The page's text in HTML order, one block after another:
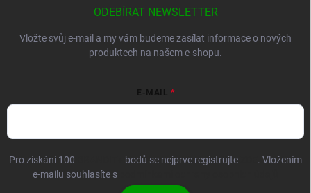
ODEBÍRAT NEWSLETTER
Vložte svůj e-mail a my vám budeme zasílat informace o nových
produktech na našem e-shopu.
E-MAIL
Pro získání 100 bodů se nejprve registrujte
. Vložením
e-mailu souhlasíte s